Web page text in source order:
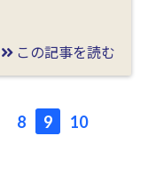
この記事を読む
8 9
10